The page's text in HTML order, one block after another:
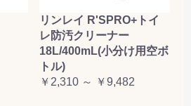
リンレイ R'SPRO+トイ
レ防汚クリーナー
18L/400mL(小分け用空ボ
トル)
￥2,310 ～ ￥9,482